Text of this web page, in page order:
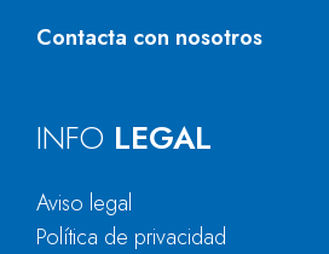
Contacta con nosotros
INFO LEGAL
Aviso legal
Política de privacidad